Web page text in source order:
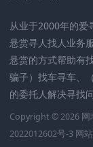
从业于2000年的爱
悬赏寻人找人业务
悬赏的方式帮助有
骗子）找车寻车、
的委托人解决寻找
Copyright © 2026
2022012602号-3 网